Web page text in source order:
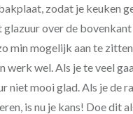
zodat je keuken
over de
min mogelijk aan te
werk wel. Als je te veel
niet mooi glad. Als je de
is nu je kans! Doe dit